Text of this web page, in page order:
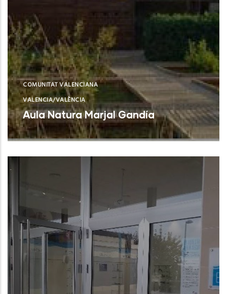
COMUNITAT VALENCIANA
VALENCIA/VALÈNCIA
Aula Natura Marjal Gandía
Gandía (Valencia)